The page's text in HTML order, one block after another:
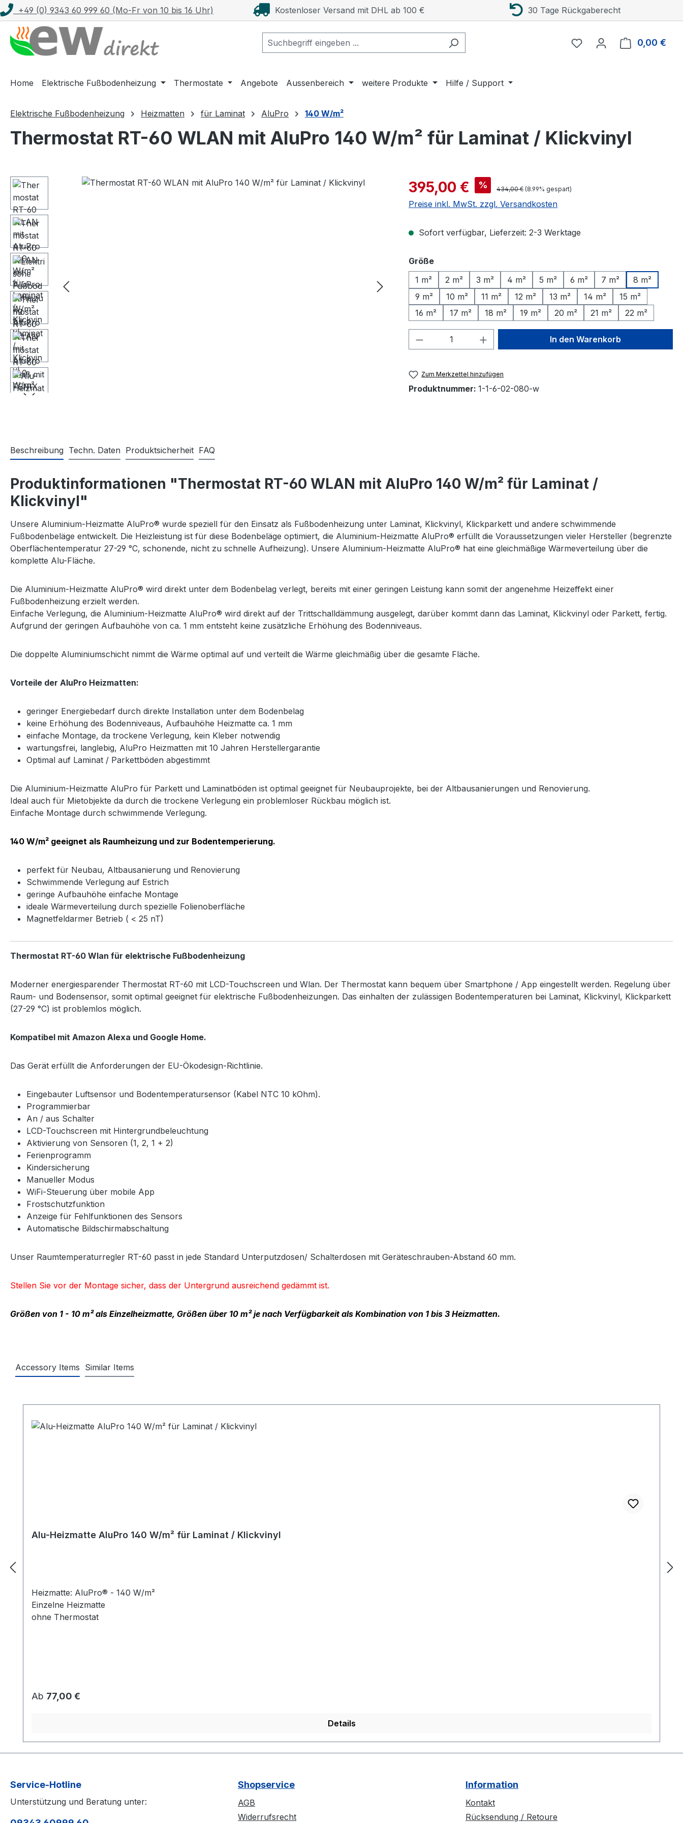
Hauptinhalt springen
Zur Suche springen
Zur Hauptnavigation springen
+49 (0) 9343 60 999 60 (Mo-Fr von 10 bis 16 Uhr) Kostenloser Versand mit DHL ab 100 € 30 Tage Rückgaberecht
0,00 €
Home Elektrische Fußbodenheizung Thermostate Angebote Aussenbereich weitere Produkte Hilfe / Support
Elektrische Fußbodenheizung Heizmatten für Laminat AluPro 140 W/m²
Thermostat RT-60 WLAN mit AluPro 140 W/m² für Laminat / Klickvinyl
Bildergalerie überspringen Verkaufspreis:
395,00 € % Regulärer Preis:
434,00 € (8.99% gespart)
Preise inkl. MwSt. zzgl. Versandkosten
Sofort verfügbar, Lieferzeit: 2-3 Werktage
Größeauswählen
1 m²
2 m² 3 m² 4 m² 5 m² 6 m² 7 m²
8 m²
9 m²
10 m² 11 m² 12 m² 13 m² 14 m²
15 m²
16 m²
17 m² 18 m² 19 m² 20 m² 21 m² 22 m²
Produkt Anzahl: Gib den gewünschten Wert
In den Warenkorb
Zum Merkzettel hinzufügen
Produktnummer: 1-1-6-02-080-w
Beschreibung Techn. Daten Produktsicherheit FAQ
Produktinformationen "Thermostat RT-60 WLAN mit AluPro 140 W/m² für Laminat /
Klickvinyl"
Unsere Aluminium-Heizmatte AluPro® wurde speziell für den Einsatz als Fußbodenheizung unter Laminat, Klickvinyl, Klickparkett und andere schwimmende
Fußbodenbeläge entwickelt. Die Heizleistung ist für diese Bodenbeläge optimiert, die Aluminium-Heizmatte AluPro® erfüllt die Voraussetzungen vieler Hersteller (begrenzte
Oberflächentemperatur 27-29 °C, schonende, nicht zu schnelle Aufheizung). Unsere Aluminium-Heizmatte AluPro® hat eine gleichmäßige Wärmeverteilung über die
komplette Alu-Fläche.
Die Aluminium-Heizmatte AluPro® wird direkt unter dem Bodenbelag verlegt, bereits mit einer geringen Leistung kann somit der angenehme Heizeffekt einer
Fußbodenheizung erzielt werden.
Einfache Verlegung, die Aluminium-Heizmatte AluPro® wird direkt auf der Trittschalldämmung ausgelegt, darüber kommt dann das Laminat, Klickvinyl oder Parkett, fertig.
Aufgrund der geringen Aufbauhöhe von ca. 1 mm entsteht keine zusätzliche Erhöhung des Bodenniveaus.
Die doppelte Aluminiumschicht nimmt die Wärme optimal auf und verteilt die Wärme gleichmäßig über die gesamte Fläche.
Vorteile der AluPro Heizmatten:
geringer Energiebedarf durch direkte Installation unter dem Bodenbelag
keine Erhöhung des Bodenniveaus, Aufbauhöhe Heizmatte ca. 1 mm
einfache Montage, da trockene Verlegung, kein Kleber notwendig
wartungsfrei, langlebig, AluPro Heizmatten mit 10 Jahren Herstellergarantie
Optimal auf Laminat / Parkettböden abgestimmt
Die Aluminium-Heizmatte AluPro für Parkett und Laminatböden ist optimal geeignet für Neubauprojekte, bei der Altbausanierungen und Renovierung.
Ideal auch für Mietobjekte da durch die trockene Verlegung ein problemloser Rückbau möglich ist.
Einfache Montage durch schwimmende Verlegung.
140 W/m² geeignet als Raumheizung und zur Bodentemperierung.
perfekt für Neubau, Altbausanierung und Renovierung
Schwimmende Verlegung auf Estrich
geringe Aufbauhöhe einfache Montage
ideale Wärmeverteilung durch spezielle Folienoberfläche
Magnetfeldarmer Betrieb ( < 25 nT)
Thermostat RT-60 Wlan für elektrische Fußbodenheizung
Moderner energiesparender Thermostat RT-60 mit LCD-Touchscreen und Wlan. Der Thermostat kann bequem über Smartphone / App eingestellt werden. Regelung über
Raum- und Bodensensor, somit optimal geeignet für elektrische Fußbodenheizungen. Das einhalten der zulässigen Bodentemperaturen bei Laminat, Klickvinyl, Klickparkett
(27-29 °C) ist problemlos möglich.
Kompatibel mit Amazon Alexa und Google Home.
Das Gerät erfüllt die Anforderungen der EU-Ökodesign-Richtlinie.
Eingebauter Luftsensor und Bodentemperatursensor (Kabel NTC 10 kOhm).
Programmierbar
An / aus Schalter
LCD-Touchscreen mit Hintergrundbeleuchtung
Aktivierung von Sensoren (1, 2, 1 + 2)
Ferienprogramm
Kindersicherung
Manueller Modus
WiFi-Steuerung über mobile App
Frostschutzfunktion
Anzeige für Fehlfunktionen des Sensors
Automatische Bildschirmabschaltung
Unser Raumtemperaturregler RT-60 passt in jede Standard Unterputzdosen/ Schalterdosen mit Geräteschrauben-Abstand 60 mm.
Stellen Sie vor der Montage sicher, dass der Untergrund ausreichend gedämmt ist.
Größen von 1 - 10 m² als Einzelheizmatte, Größen über 10 m² je nach Verfügbarkeit als Kombination von 1 bis 3 Heizmatten.
Accessory Items Similar Items
Alu-Heizmatte AluPro 140 W/m² für Laminat / Klickvinyl
Heizmatte: AluPro® - 140 W/m²
Einzelne Heizmatte
ohne Thermostat
Regulärer Preis:
Ab 77,00 €
Details
Service-Hotline
Unterstützung und Beratung unter:
Shopservice
AGB
Widerrufsrecht
Information
Kontakt
Rücksendung / Retoure